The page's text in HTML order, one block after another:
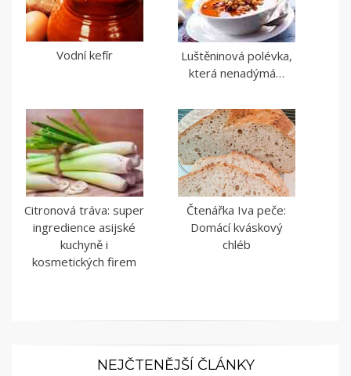
Vodní kefír
Luštěninová polévka,
která nenadýmá…
Citronová tráva: super
ingredience asijské
kuchyně i
kosmetických firem
Čtenářka Iva peče:
Domácí kváskový
chléb
NEJČTENĚJŠÍ ČLÁNKY